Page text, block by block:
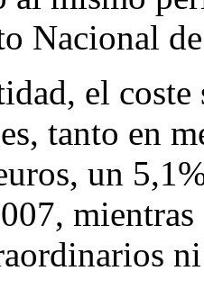
Nacional
el
tanto en
un